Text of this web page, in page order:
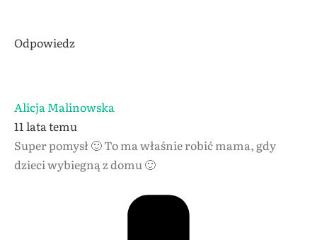
Odpowiedz
Alicja Malinowska
11 lata temu
Super pomysł 🙂 To ma właśnie robić mama, gdy
dzieci wybiegną z domu 🙂